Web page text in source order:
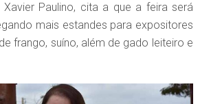
Xavier Paulino, cita a que a feira será
mais estandes para expositores
frango, suíno, além de gado leiteiro e